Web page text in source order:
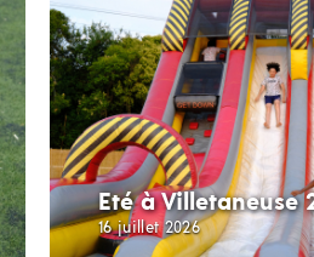
Eté à Villetaneuse
16 juillet 2026